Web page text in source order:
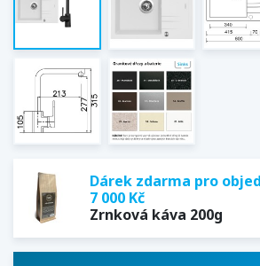
Dárek zdarma pro
7 000 Kč
Zrnková káva 200g